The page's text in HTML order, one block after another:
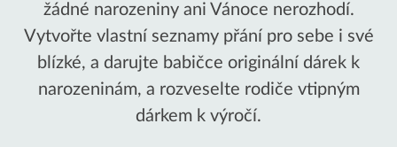
žádné narozeniny ani Vánoce nerozhodí.
Vytvořte vlastní seznamy přání pro sebe i své
blízké, a darujte babičce originální dárek k
narozeninám, a rozveselte rodiče vtipným
dárkem k výročí.